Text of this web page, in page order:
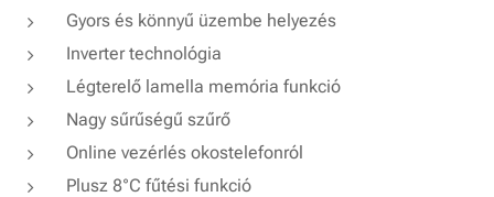
Gyors és könnyű üzembe helyezés
Inverter technológia
Légterelő lamella memória funkció
Nagy sűrűségű szűrő
Online vezérlés okostelefonról
Plusz 8°C fűtési funkció